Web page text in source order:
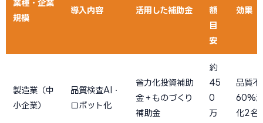
業種・企業
規模
導入内容 活用した補助金
額
目
安
効果
製造業（中
小企業）
品質検査AI・
ロボット化
省力化投資補助
金＋ものづくり
補助金
約
45
0
万
品質不
60%
化2名